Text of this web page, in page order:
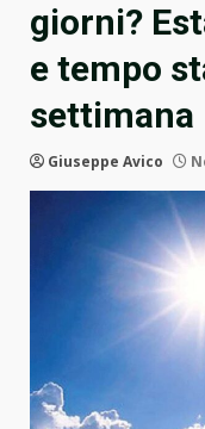
giorni?
e tempo
settimana
Giuseppe Avico